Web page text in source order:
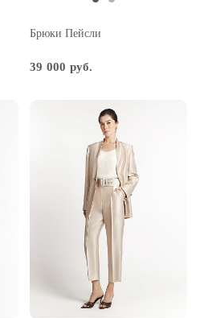
Брюки Пейсли
39 000 руб.